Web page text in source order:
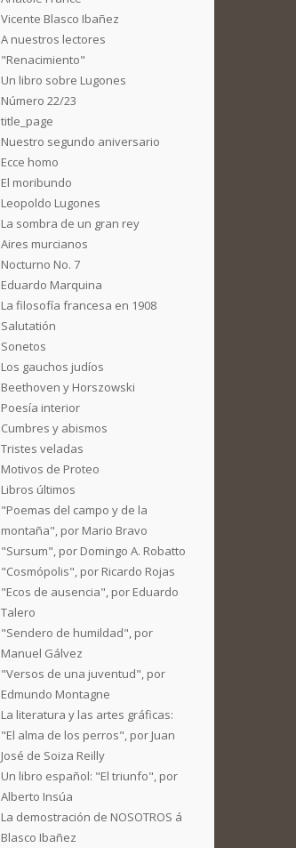
Vicente Blasco Ibañez
A nuestros lectores
"Renacimiento"
Un libro sobre Lugones
Número 22/23
title_page
Nuestro segundo aniversario
Ecce homo
El moribundo
Leopoldo Lugones
La sombra de un gran rey
Aires murcianos
Nocturno No. 7
Eduardo Marquina
La filosofía francesa en 1908
Salutatión
Sonetos
Los gauchos judíos
Beethoven y Horszowski
Poesía interior
Cumbres y abismos
Tristes veladas
Motivos de Proteo
Libros últimos
"Poemas del campo y de la
montaña", por Mario Bravo
"Sursum", por Domingo A. Robatto
"Cosmópolis", por Ricardo Rojas
"Ecos de ausencia", por Eduardo
Talero
"Sendero de humildad", por
Manuel Gálvez
"Versos de una juventud", por
Edmundo Montagne
La literatura y las artes gráficas:
"El alma de los perros", por Juan
José de Soiza Reilly
Un libro español: "El triunfo", por
Alberto Insúa
La demostración de NOSOTROS á
Blasco Ibañez